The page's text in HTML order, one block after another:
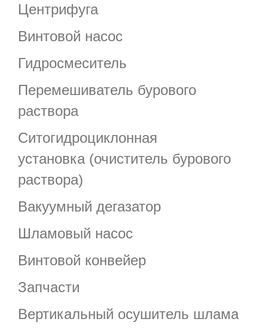
Центрифуга
Винтовой насос
Гидросмеситель
Перемешиватель бурового
раствора
Ситогидроциклонная
установка (очиститель бурового
раствора)
Вакуумный дегазатор
Шламовый насос
Винтовой конвейер
Запчасти
Вертикальный осушитель шлама